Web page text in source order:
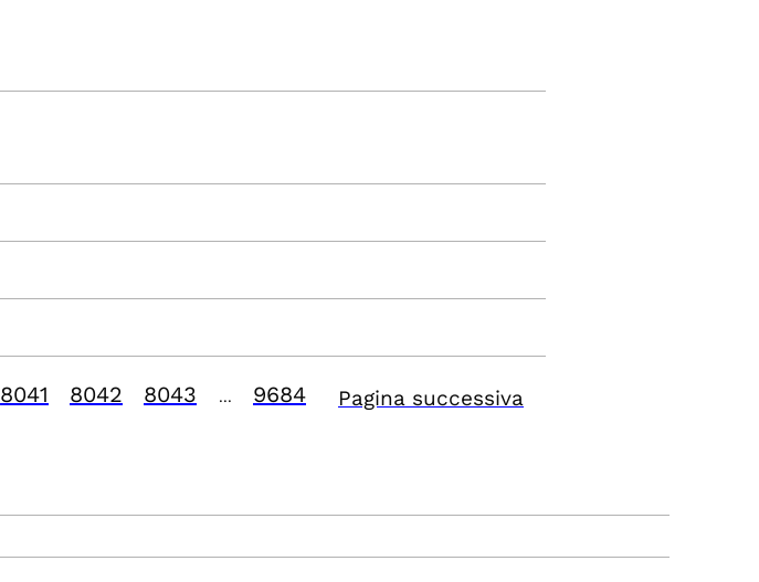
8041 8042 8043 9684 Pagina successiva